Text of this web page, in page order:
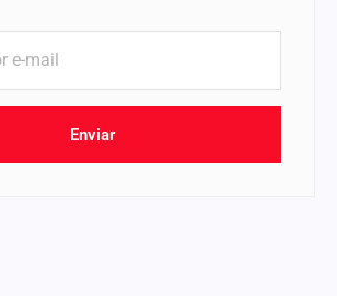
Enviar